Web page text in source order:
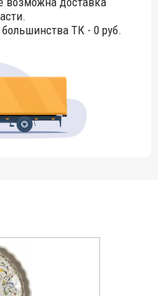
ТК - 0 руб.